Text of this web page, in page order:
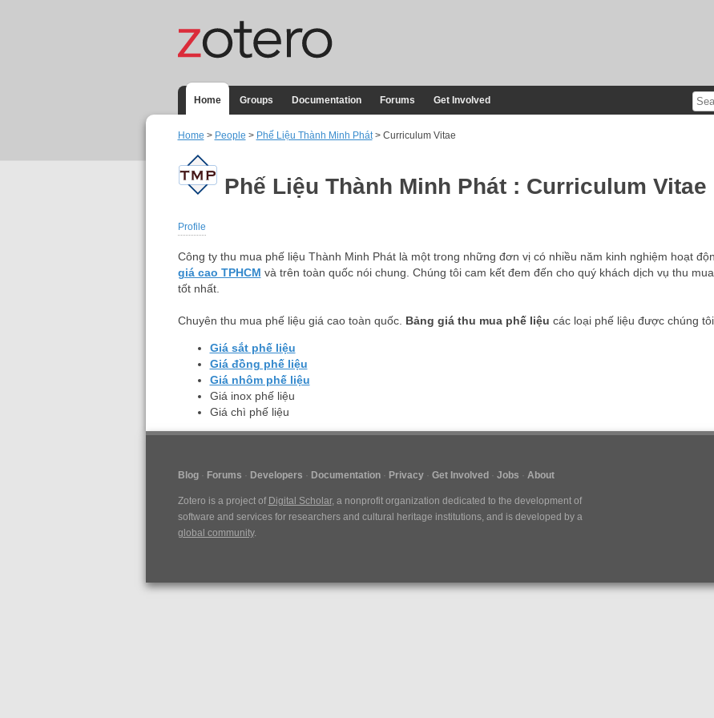
Home Groups Documentation Forums Get Involved
Home > People > Phế Liệu Thành Minh Phát> Curriculum Vitae
Phế Liệu Thành Minh Phát : Curriculum Vitae
Profile
Công ty thu mua phế liệu Thành Minh Phát là một trong những đơn vị có nhiều năm kinh nghiệm hoạt
giá cao TPHCM và trên toàn quốc nói chung. Chúng tôi cam kết đem đến cho quý khách dịch vụ thu
tốt nhất.
Chuyên thu mua phế liệu giá cao toàn quốc. Bảng giá thu mua phế liệu các loại phế liệu được chúng
Giá sắt phế liệu
Giá đồng phế liệu
Giá nhôm phế liệu
Giá inox phế liệu
Giá chì phế liệu
Blog Forums Developers Documentation Privacy Get Involved Jobs About
Zotero is a project of Digital Scholar, a nonprofit organization dedicated to the development of
software and services for researchers and cultural heritage institutions, and is developed by a
global community.